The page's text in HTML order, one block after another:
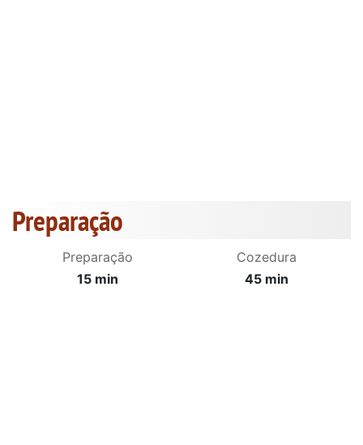
Preparação
Preparação
15 min
Cozedura
45 min